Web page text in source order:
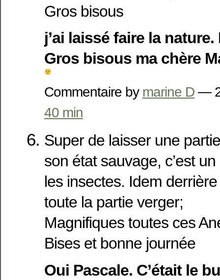
Gros bisous
j’ai laissé faire la
Gros bisous ma chère
Commentaire by marine D —
40 min
Super de laisser une
son état sauvage, c’est
les insectes. Idem
toute la partie verger;
Magnifiques toutes ces
Bises et bonne journée
Oui Pascale. C’était le